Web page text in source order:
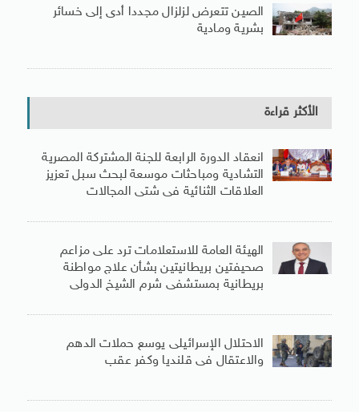
الصين تتعرض لزلزال مجددا أدى إلى خسائر
بشرية ومادية
الأكثر قراءة
انعقاد الدورة الرابعة للجنة المشتركة المصرية
التشادية ومباحثات موسعة لبحث سبل تعزيز
العلاقات الثنائية فى شتى المجالات
الهيئة العامة للاستعلامات ترد على مزاعم
صحيفتين بريطانيتين بشأن علاج مواطنة
بريطانية بمستشفى شرم الشيخ الدولى
الاحتلال الإسرائيلى يوسع حملات الدهم
والاعتقال فى قلنديا وكفر عقب